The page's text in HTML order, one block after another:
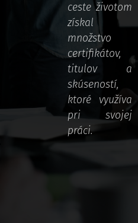
ceste životom
získal
množstvo
certifikátov,
titulov a
skúseností,
ktoré využíva
pri svojej
práci.